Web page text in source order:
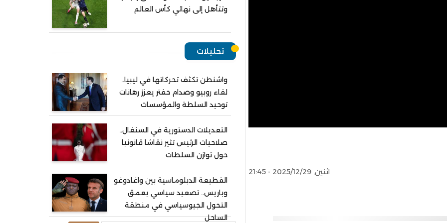
اثنين, 2025/12/29 - 21:45
وتتأهل إلى نهائي كأس العالم
تحليلات
واشنطن تكثف تحركاتها في ليبيا..
لقاء روبيو وصدام حفتر يعزز رهانات
توحيد السلطة والمؤسسات
التعديلات الدستورية في السنغال..
صلاحيات الرئيس تثير نقاشا قانونيا
حول توازن السلطات
القطيعة الدبلوماسية بين واغادوغو
وباريس.. تصعيد سياسي يعمق
التحول الجيوسياسي في منطقة
الساحل